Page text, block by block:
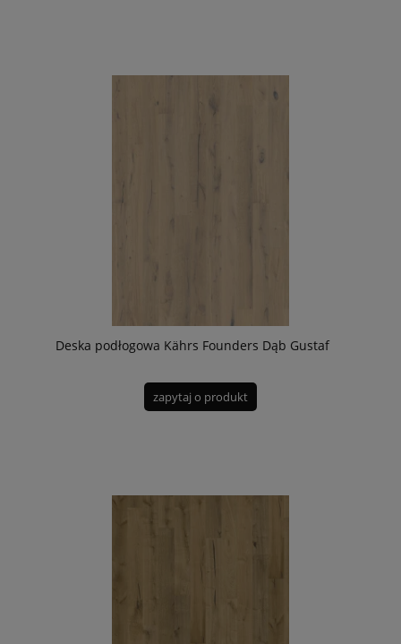
Deska podłogowa Kährs Founders Dąb Gustaf
zapytaj o produkt